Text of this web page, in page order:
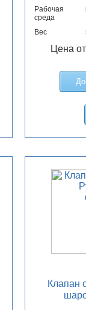
Рабочая
среда
Вес
Цена
Клапан